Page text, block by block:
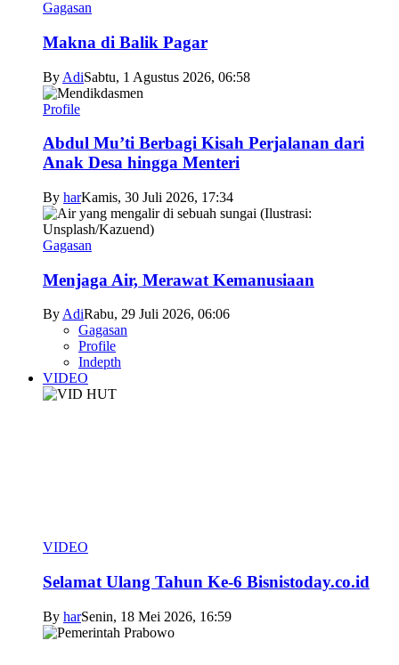
Gagasan
Makna di Balik Pagar
By AdiSabtu, 1 Agustus 2026, 06:58
Profile
Abdul Mu’ti Berbagi Kisah Perjalanan dari
Anak Desa hingga Menteri
By harKamis, 30 Juli 2026, 17:34
Gagasan
Menjaga Air, Merawat Kemanusiaan
ByAdiRabu, 29 Juli 2026, 06:06
Gagasan
Profile
Indepth
VIDEO
VIDEO
Selamat Ulang Tahun Ke-6 Bisnistoday.co.id
By harSenin, 18 Mei 2026, 16:59